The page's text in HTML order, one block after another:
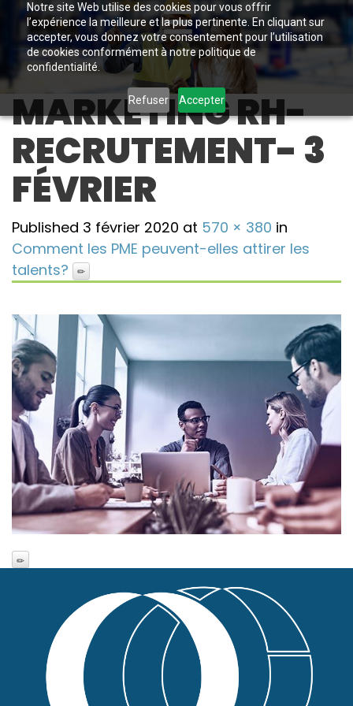
Notre site Web utilise des cookies pour vous offrir
l’expérience la meilleure et la plus pertinente. En cliquant sur
accepter, vous donnez votre consentement pour l’utilisation
de cookies conformément à notre politique de
confidentialité.
Refuser Accepter
MARKETING RH-
RECRUTEMENT- 3
FÉVRIER
Published 3 février 2020 at 570 × 380 in
Comment les PME peuvent-elles attirer les
talents?